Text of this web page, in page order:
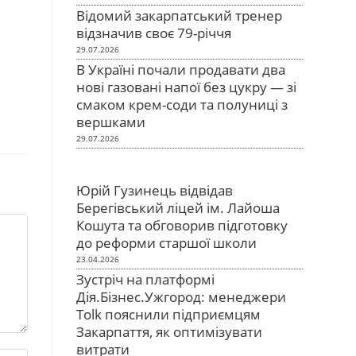
Відомий закарпатський тренер
відзначив своє 79-річчя
29.07.2026
В Україні почали продавати два
нові газовані напої без цукру — зі
смаком крем-соди та полуниці з
вершками
29.07.2026
Юрій Гузинець відвідав
Берегівський ліцей ім. Лайоша
Кошута та обговорив підготовку
до реформи старшої школи
23.04.2026
Зустріч на платформі
Дія.Бізнес.Ужгород: менеджери
Tolk пояснили підприємцям
Закарпаття, як оптимізувати
витрати